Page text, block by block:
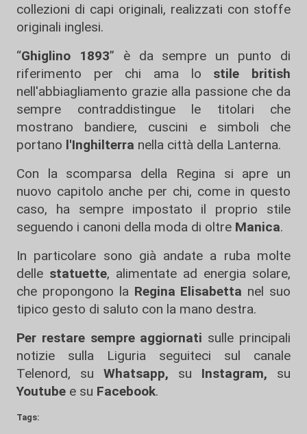
collezioni di capi originali, realizzati con stoffe
originali inglesi.
“Ghiglino 1893” è da sempre un punto di
riferimento per chi ama lo stile british
nell'abbiagliamento grazie alla passione che da
sempre contraddistingue le titolari che
mostrano bandiere, cuscini e simboli che
portano l'Inghilterra nella città della Lanterna.
Con la scomparsa della Regina si apre un
nuovo capitolo anche per chi, come in questo
caso, ha sempre impostato il proprio stile
seguendo i canoni della moda di oltre Manica.
In particolare sono già andate a ruba molte
delle statuette, alimentate ad energia solare,
che propongono la Regina Elisabetta nel suo
tipico gesto di saluto con la mano destra.
Per restare sempre aggiornati sulle principali
notizie sulla Liguria seguiteci sul canale
Telenord, su
Whatsapp, su Instagram, su
Youtube e su Facebook.
Tags: